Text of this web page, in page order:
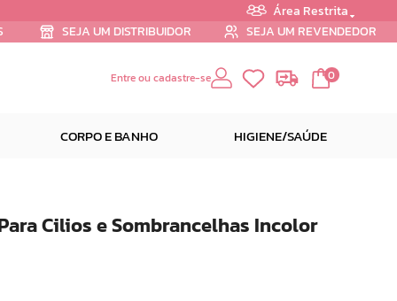
Área Restrita
SEJA UM DISTRIBUIDOR SEJA UM REVENDEDOR
Entre ou cadastre-se 0
CORPO E BANHO HIGIENE/SAÚDE
Cilios e Sombrancelhas Incolor